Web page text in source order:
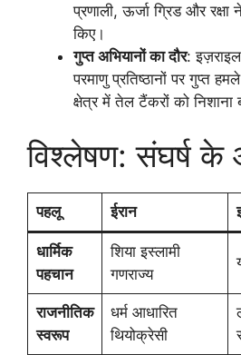
प्रणाली, ऊर्जा ग्रिड और
किए।
गुप्त अभियानों का दौर:
परमाणु प्रतिष्ठानों पर गुप्त
क्षेत्र में तेल टैंकरों को निशाना
विश्लेषण: संघर्ष के
पहलू ईरान
धार्मिक
पहचान
शिया इस्लामी
गणराज्य
राजनीतिक
स्वरूप
धर्म आधारित
थियोक्रेसी